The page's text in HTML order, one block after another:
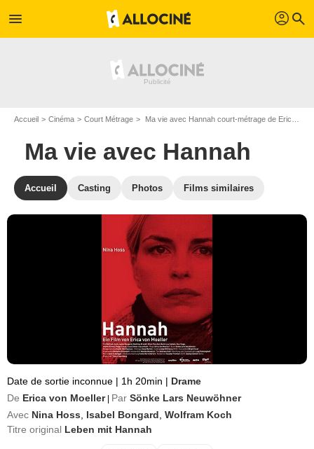
menu profil search
Accueil Cinéma Court Métrage Ma vie avec Hannah court-métrage de Erica von Moeller
Ma vie avec Hannah
Accueil Casting Photos Films similaires
Date de sortie inconnue | 1h 20min | Drame
De Erica von Moeller Par Sönke Lars Neuwöhner
Avec Nina Hoss Isabel Bongard Wolfram Koch
Titre original Leben mit Hannah